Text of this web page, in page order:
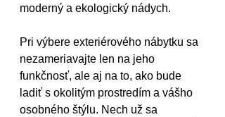
moderný a ekologický nádych.
Pri výbere exteriérového nábytku sa
nezameriavajte len na jeho
funkčnosť, ale aj na to, ako bude
ladiť s okolitým prostredím a vášho
osobného štýlu. Nech už sa